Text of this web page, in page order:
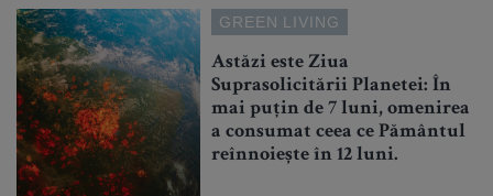
GREEN LIVING
Astăzi este Ziua
Suprasolicitării Planetei: În
mai puțin de 7 luni, omenirea
a consumat ceea ce Pământul
reînnoiește în 12 luni.